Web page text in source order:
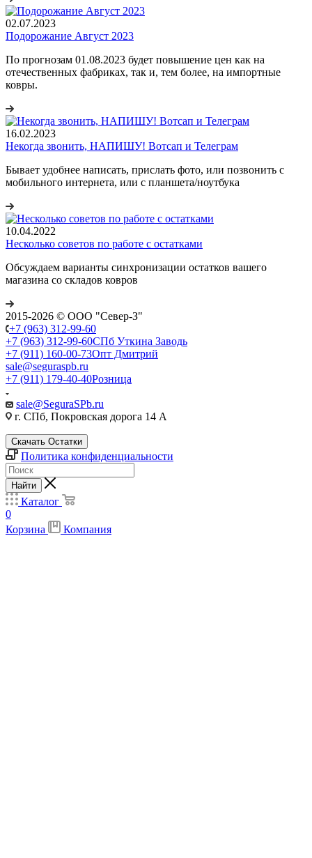
02.07.2023
Подорожание Август 2023
По прогнозам 01.08.2023 будет повышение цен как на
отечественных фабриках, так и, тем более, на импортные
ковры.
16.02.2023
Некогда звонить, НАПИШУ! Вотсап и Телеграм
Бывает удобнее написать, прислать фото, или позвонить с
мобильного интернета, или с планшета/ноутбука
10.04.2022
Несколько советов по работе с остатками
Обсуждаем варианты синхронизации остатков вашего
магазина со складов ковров
2015-2026 © ООО "Север-З"
+7 (963) 312-99-60
+7 (963) 312-99-60СПб Уткина Заводь
+7 (911) 160-00-73Опт Дмитрий
sale@seguraspb.ru
+7 (911) 179-40-40Розница
sale@SeguraSPb.ru
г. СПб, Покровская дорога 14 А
Скачать Остатки
Политика конфиденциальности
Найти
Каталог
0
Корзина
Компания